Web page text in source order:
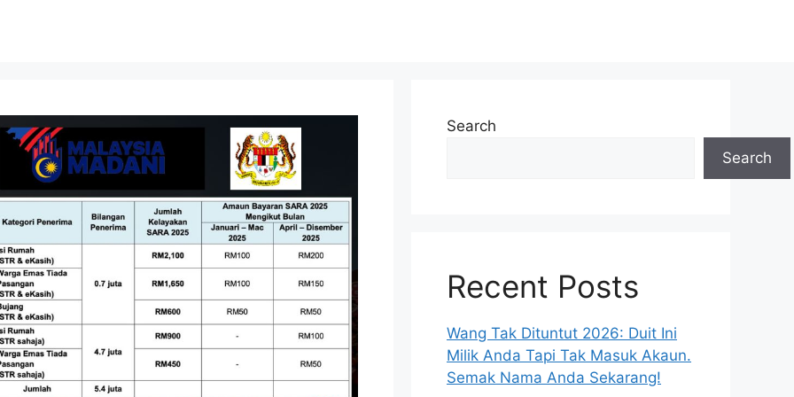
Search
Search
Recent Posts
Wang Tak Dituntut 2026: Duit Ini
Milik Anda Tapi Tak Masuk Akaun.
Semak Nama Anda Sekarang!